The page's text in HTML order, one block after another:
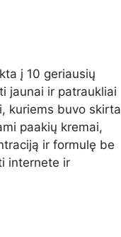
į 10 geriausių
jaunai ir patraukliai
kuriems buvo skirta
paakių kremai,
ir formulę be
internete ir